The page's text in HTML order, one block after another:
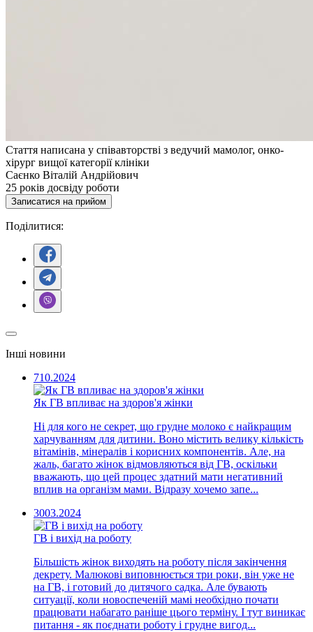
Стаття написана у співавторстві з ведучий мамолог, онко-
хірург вищої категорії клініки
Саєнко Віталій Андрійович
25 років досвіду роботи
Записатися на прийом
Поділитися:
Інші новини
710.2024
Як ГВ впливає на здоров'я жінки
Ні для кого не секрет, що грудне молоко є найкращим
харчуванням для дитини. Воно містить велику кількість
вітамінів, мінералів і корисних компонентів. Але, на
жаль, багато жінок відмовляються від ГВ, оскільки
вважають, що цей процес здатний мати негативний
вплив на організм мами. Відразу хочемо запе...
3003.2024
ГВ і вихід на роботу
Більшість жінок виходять на роботу після закінчення
декрету. Малюкові виповнюється три роки, він уже не
на ГВ, і готовий до дитячого садка. Але бувають
ситуації, коли новоспеченій мамі необхідно почати
працювати набагато раніше цього терміну. І тут виникає
питання - як поєднати роботу і грудне вигод...